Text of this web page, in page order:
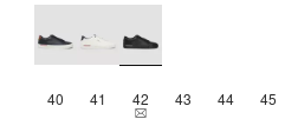
40 41 42THIS SIZE IS
43 44 45